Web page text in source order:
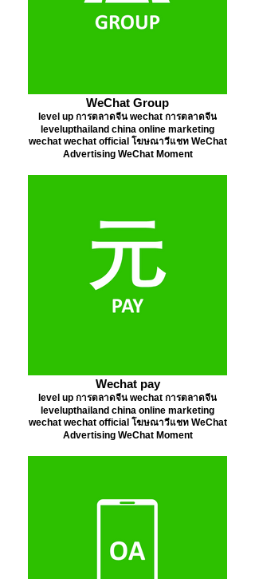
WeChat Group
level up การตลาดจีน wechat การตลาดจีน
levelupthailand china online marketing
wechat wechat official โฆษณาวีแชท WeChat
Advertising WeChat Moment
Wechat pay
level up การตลาดจีน wechat การตลาดจีน
levelupthailand china online marketing
wechat wechat official โฆษณาวีแชท WeChat
Advertising WeChat Moment